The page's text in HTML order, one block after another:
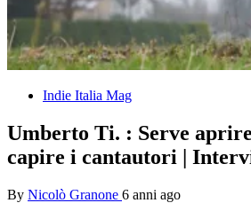
Indie Italia Mag
Umberto Ti. : Serve
capire i cantautori |
By Nicolò Granone 6 anni ago